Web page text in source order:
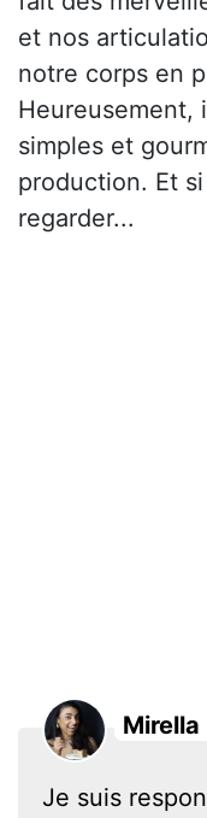
et nos
notre corps en
Heureusement,
simples et
production. Et
regarder...
Mirella
Je suis